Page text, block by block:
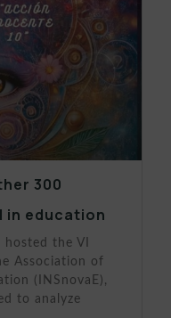
300
in education
hosted the VI
Association of
(INSnovaE),
to analyze